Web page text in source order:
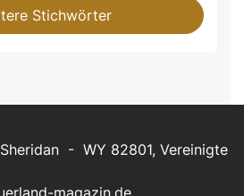
Stichwörter
- WY 82801, Vereinigte
magazin.de